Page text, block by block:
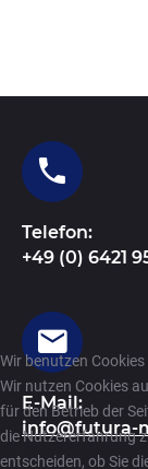
Telefon:
+49 (0) 6421
E-Mail:
info@futura-
Wir benutzen Cookies
Wir nutzen Cookies
für den Betrieb der
die Nutzererfahrung
entscheiden, ob Sie